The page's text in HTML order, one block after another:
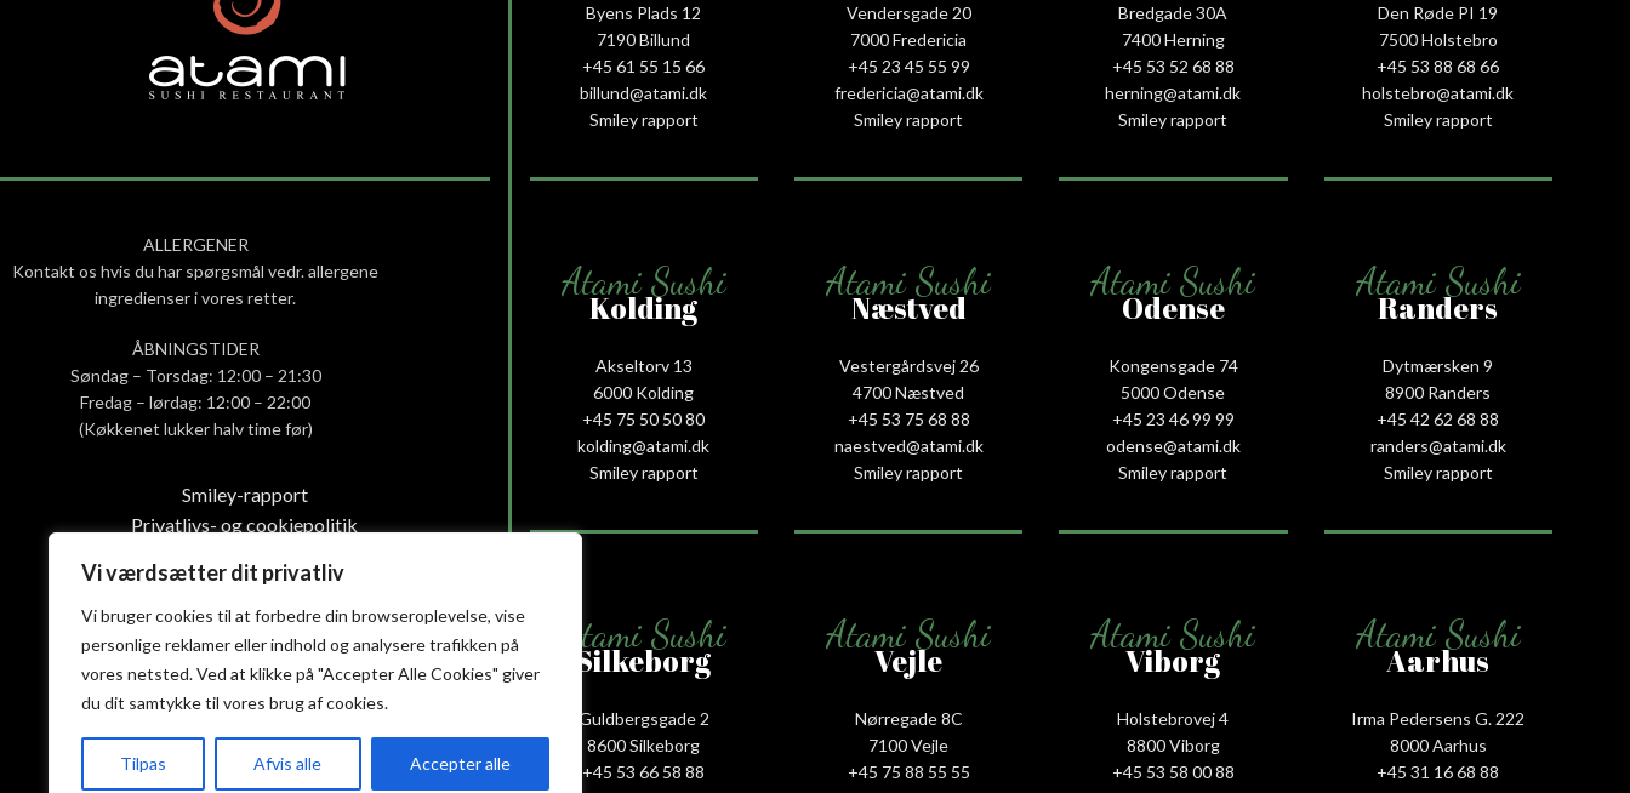
Vi værdsætter dit privatliv
Vi bruger cookies til at forbedre din browseroplevelse, vise
personlige reklamer eller indhold og analysere trafikken på
vores netsted. Ved at klikke på "Accepter Alle Cookies" giver
du dit samtykke til vores brug af cookies.
Tilpas Afvis alle Accepter alle
ALLERGENER
Kontakt os hvis du har spørgsmål vedr. allergene
ingredienser i vores retter.
ÅBNINGSTIDER
Søndag – Torsdag: 12:00 – 21:30
Fredag – lørdag: 12:00 – 22:00
(Køkkenet lukker halv time før)
Smiley-rapport
Privatlivs- og cookiepolitik
Byens Plads 12
7190 Billund
+45 61 55 15 66‬
billund@atami.dk
Smiley rapport
Vendersgade 20
7000 Fredericia
+45 23 45 55 99
fredericia@atami.dk
Smiley rapport
Bredgade 30A
7400 Herning
+45 53 52 68 88
herning@atami.dk
Smiley rapport
Den Røde PI 19
7500 Holstebro
+45 53 88 68 66
holstebro@atami.dk
Smiley rapport
Atami Sushi
Kolding
Akseltorv 13
6000 Kolding
+45 75 50 50 80
kolding@atami.dk
Smiley rapport
Atami Sushi
Næstved
Vestergårdsvej 26
4700 Næstved
+45 53 75 68 88
naestved@atami.dk
Smiley rapport
Atami Sushi
Odense
Kongensgade 74
5000 Odense
+45 23 46 99 99
odense@atami.dk
Smiley rapport
Atami Sushi
Randers
Dytmærsken 9
8900 Randers
+45 42 62 68 88
randers@atami.dk
Smiley rapport
Atami Sushi
Silkeborg
Guldbergsgade 2
8600 Silkeborg
+45 53 66 58 88
Atami Sushi
Vejle
Nørregade 8C
7100 Vejle
+45 75 88 55 55
Atami Sushi
Viborg
Holstebrovej 4
8800 Viborg
+45 53 58 00 88
Atami Sushi
Aarhus
Irma Pedersens G. 222
8000 Aarhus
+45 31 16 68 88